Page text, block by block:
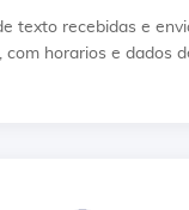
texto recebidas e
com horarios e dados